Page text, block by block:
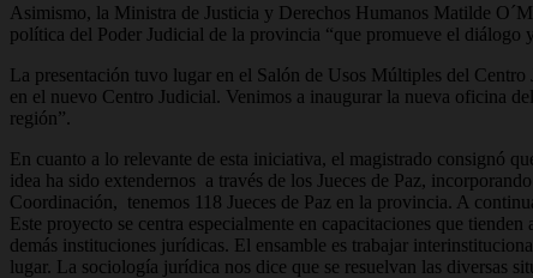
Asimismo, la Ministra de Justicia y Derechos Humanos Matilde
política del Poder Judicial de la provincia “que promueve el diálogo
La presentación tuvo lugar en el Salón de Usos Múltiples del
en el nuevo Centro Judicial. Venimos a inaugurar la nueva oficina
región”.
En cuanto a lo relevante de esta iniciativa, el magistrado consignó
idea ha sido extendernos a través de los Jueces de Paz,
Coordinación, tenemos 118 Jueces de Paz en la provincia. A
Este proyecto se centra especialmente en capacitaciones que
demás instituciones jurídicas. El ensamble es trabajar
lugar. La sociología jurídica nos dice que se resuelvan las diversas